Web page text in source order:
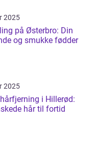
2025
på Østerbro: Din
og smukke fødder
2025
i Hillerød:
hår til fortid